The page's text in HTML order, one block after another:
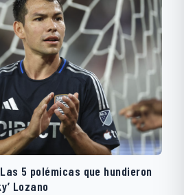
5 polémicas que hundieron
Lozano